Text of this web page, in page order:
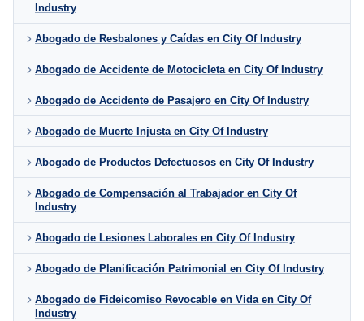
Industry
Abogado de Resbalones y Caídas en City Of Industry
Abogado de Accidente de Motocicleta en City Of Industry
Abogado de Accidente de Pasajero en City Of Industry
Abogado de Muerte Injusta en City Of Industry
Abogado de Productos Defectuosos en City Of Industry
Abogado de Compensación al Trabajador en City Of
Industry
Abogado de Lesiones Laborales en City Of Industry
Abogado de Planificación Patrimonial en City Of Industry
Abogado de Fideicomiso Revocable en Vida en City Of
Industry